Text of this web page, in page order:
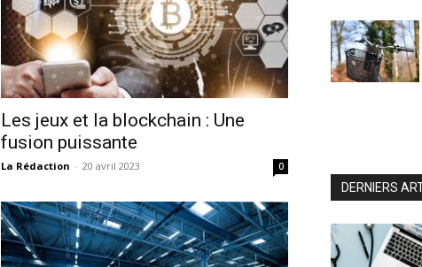
Les jeux et la blockchain : Une
fusion puissante
La Rédaction - 20 avril 2023 0
DERNIERS